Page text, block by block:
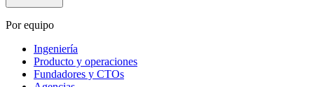
Por equipo
Ingeniería
Producto y operaciones
Fundadores y CTOs